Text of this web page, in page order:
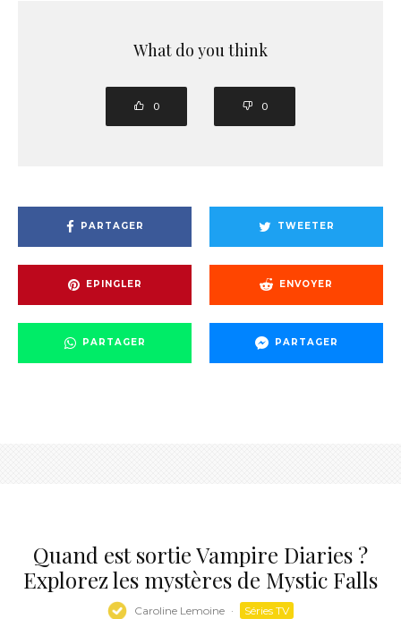
What do you think
0 0
PARTAGER TWEETER
EPINGLER ENVOYER
PARTAGER PARTAGER
Quand est sortie Vampire Diaries ?
Explorez les mystères de Mystic Falls
Caroline Lemoine · Séries TV